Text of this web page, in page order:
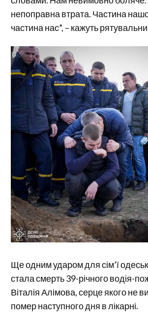
непоправна втрата. Частина
частина нас”, – кажуть
Ще одним ударом для сім’ї
стала смерть 39-річного водія-
Віталія Алімова, серце якого не
помер наступного дня в лікарні.